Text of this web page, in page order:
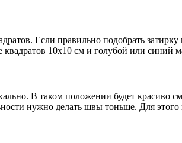
Если правильно подобрать
10х10 см и голубой или синий
В таком положении будет красиво
нужно делать швы тоньше. Для этого